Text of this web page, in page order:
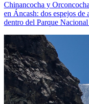
Chinancocha y
en Áncash: dos espejos de
dentro del Parque